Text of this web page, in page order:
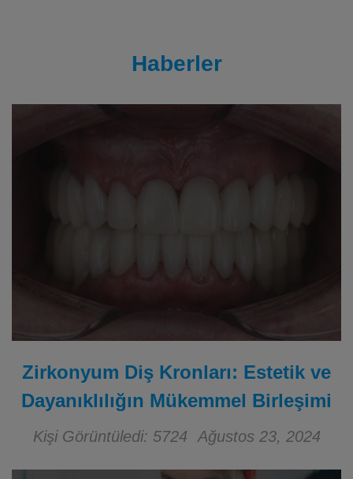
Haberler
Zirkonyum Diş Kronları: Estetik ve
Dayanıklılığın Mükemmel Birleşimi
Kişi Görüntüledi: 5724 Ağustos 23, 2024